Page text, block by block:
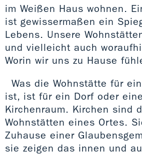
im Weißen Haus wohnen.
ist gewissermaßen ein
Lebens. Unsere
und vielleicht auch
Worin wir uns zu Hause
Was die Wohnstätte für
ist, ist für ein Dorf oder
Kirchenraum. Kirchen sind
Wohnstätten eines Ortes.
Zuhause einer
sie zeigen das innen und